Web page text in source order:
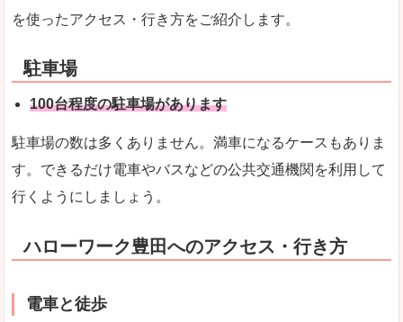
を使ったアクセス・行き方をご紹介します。
駐車場
100台程度の駐車場があります
駐車場の数は多くありません。満車になるケースもありま
す。できるだけ電車やバスなどの公共交通機関を利用して
行くようにしましょう。
ハローワーク豊田へのアクセス・行き方
電車と徒歩